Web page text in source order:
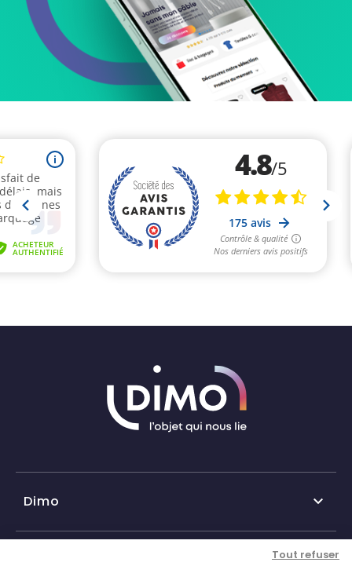
Tout refuser
Dimo 
